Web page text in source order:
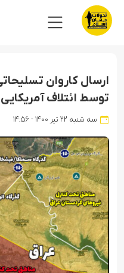
ارسال کاروان
توسط ائتلاف آمریکایی
سه شنبه ۲۲ تیر ۱۴۰۰ - ۱۴:۵۶